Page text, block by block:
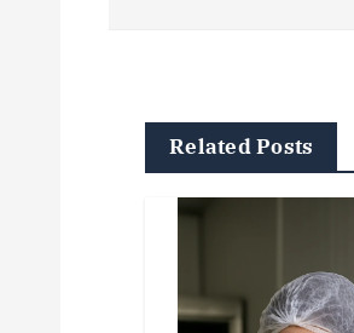
Related Posts